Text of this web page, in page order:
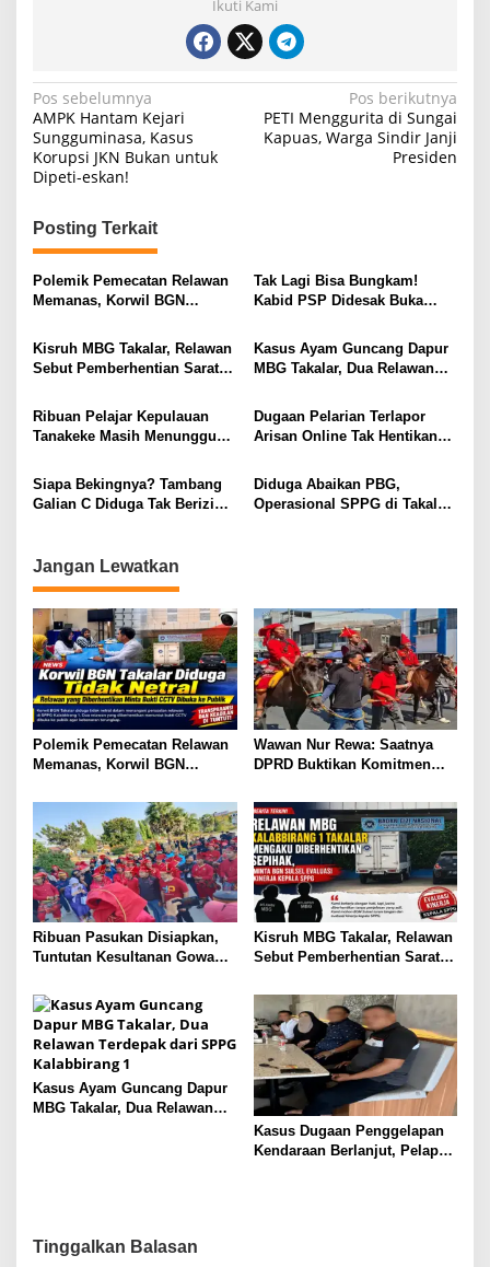
Ikuti Kami
N
a
v
g
a
s
p
o
s
Pos sebelumnya
AMPK Hantam Kejari
Sungguminasa, Kasus
Korupsi JKN Bukan untuk
Dipeti-eskan!
Pos berikutnya
PETI Menggurita di Sungai
Kapuas, Warga Sindir Janji
Presiden
Posting Terkait
Polemik Pemecatan Relawan
Memanas, Korwil BGN
Rekaman CCTV
Tak Lagi Bisa Bungkam!
Kabid PSP Didesak Buka
WhatsApp yang Beredar
Kisruh MBG Takalar, Relawan
Sebut Pemberhentian Sarat
Kasus Ayam Guncang Dapur
MBG Takalar, Dua Relawan
Kalabbirang 1
Ribuan Pelajar Kepulauan
Tanakeke Masih Menunggu
Dugaan Pelarian Terlapor
Arisan Online Tak Hentikan
Siapa Bekingnya? Tambang
Galian C Diduga Tak Berizin
Diduga Abaikan PBG,
Operasional SPPG di Takalar
Jangan Lewatkan
Polemik Pemecatan Relawan
Memanas, Korwil BGN
Rekaman CCTV
Wawan Nur Rewa: Saatnya
DPRD Buktikan Komitmen
Ribuan Pasukan Disiapkan,
Tuntutan Kesultanan Gowa
Kisruh MBG Takalar, Relawan
Sebut Pemberhentian Sarat
Kasus Ayam Guncang Dapur
MBG Takalar, Dua Relawan
Kasus Dugaan Penggelapan
Kendaraan Berlanjut, Pelapor
Tinggalkan Balasan